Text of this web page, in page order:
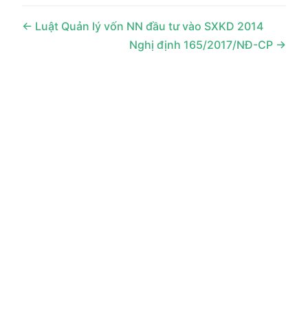
Luật Quản lý vốn NN đầu tư vào SXKD 2014
Nghị định 165/2017/NĐ-CP